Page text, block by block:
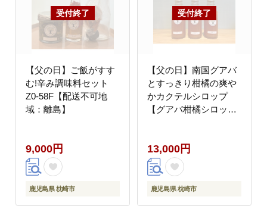
【父の日】ご飯がすす
む!辛み調味料セット
Z0-58F【配送不可地
域：離島】
9,000円
鹿児島県 枕崎市
【父の日】南国グアバ
とすっきり柑橘の爽や
かカクテルシロップ
【グアバ柑橘シロッ
13,000円
鹿児島県 枕崎市